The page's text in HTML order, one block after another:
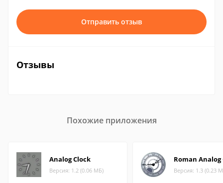
Отправить отзыв
Отзывы
Похожие приложения
Analog Clock
Версия: 1.2 (0.06 МБ)
Roman Analog
Версия: 1.3 (0.23